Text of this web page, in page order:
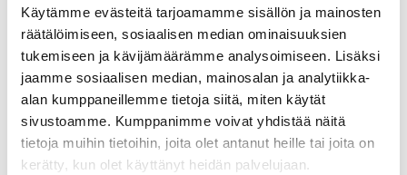
Käytämme evästeitä tarjoamamme sisällön ja mainosten
räätälöimiseen, sosiaalisen median ominaisuuksien
tukemiseen ja kävijämäärämme analysoimiseen. Lisäksi
jaamme sosiaalisen median, mainosalan ja analytiikka-
alan kumppaneillemme tietoja siitä, miten käytät
sivustoamme. Kumppanimme voivat yhdistää näitä
tietoja muihin tietoihin, joita olet antanut heille tai joita on
kerätty, kun olet käyttänyt heidän palvelujaan.
Sukupuoli:
Rekisteröidy
Haluan tilata Kalafornia uutiskirjeen
Olen lukenuttietosuojaselosteenja hyväksyn
henkilötietojeni käsittelyn (*)